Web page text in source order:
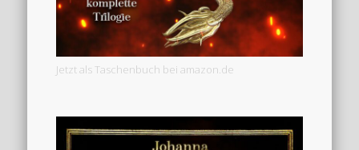
Jetzt als Taschenbuch bei amazon.de